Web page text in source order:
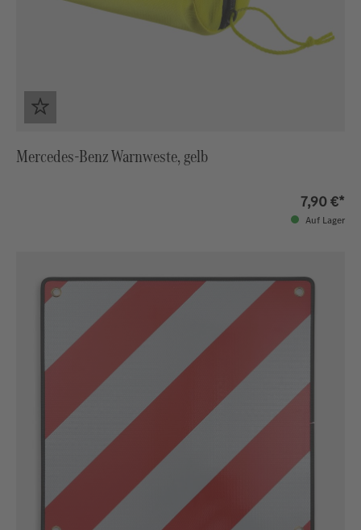
Mercedes-Benz Warnweste, gelb
7,90 €*
Auf Lager